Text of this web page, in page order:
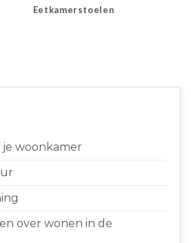
Eetkamerstoelen
woonkamer
over wonen in de